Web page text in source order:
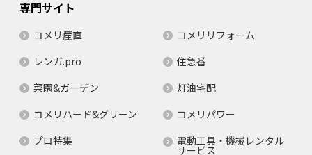
専門サイト
コメリ産直
コメリリフォーム
レンガ.pro
住急番
菜園&ガーデン
灯油宅配
コメリハード&グリーン
コメリパワー
プロ特集
電動工具・機械レンタル
サービス